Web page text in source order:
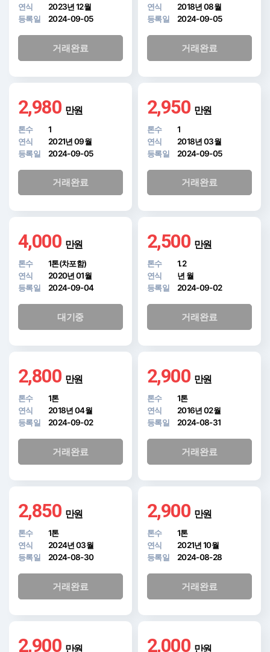
연식
2023년 12월
등록일
2024-09-05
거래완료
연식
2018년 08월
등록일
2024-09-05
거래완료
2,980 만원
톤수
1
연식
2021년 09월
등록일
2024-09-05
거래완료
2,950 만원
톤수
1
연식
2018년 03월
등록일
2024-09-05
거래완료
4,000 만원
톤수
1톤(차포함)
연식
2020년 01월
등록일
2024-09-04
대기중
2,500 만원
톤수
1.2
연식
년 월
등록일
2024-09-02
거래완료
2,800 만원
톤수
1톤
연식
2018년 04월
등록일
2024-09-02
거래완료
2,900 만원
톤수
1톤
연식
2016년 02월
등록일
2024-08-31
거래완료
2,850 만원
톤수
1톤
연식
2024년 03월
등록일
2024-08-30
거래완료
2,900 만원
톤수
1톤
연식
2021년 10월
등록일
2024-08-28
거래완료
2,900 만원 2,000 만원